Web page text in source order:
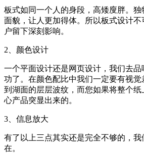
板式如同一个人的身段，高矮廋胖。
面貌，让人更加得体。所以板式设计
户留下深刻影响。
2、颜色设计
一个平面设计还是网页设计，我们去
功了。在颜色配比中我们一定要有视
到湖面的层层波纹，而您如果将整个
心产品突显出来的。
3、信息放大
有了以上三点其实还是完全不够的，
在。